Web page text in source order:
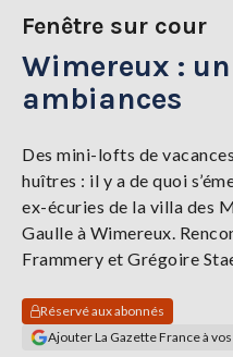
TENDANCES
SERVICES
LA
GAZETTE
Fenêtre sur cour
Wimereux :
ambiances
Des mini-lofts de​
huîtres : il y a de quoi​
ex-écuries de​ la villa des
Gaulle​ à Wimereux.
Frammery et Grégoire​
Réservé aux abonnés
Ajouter La Gazette France à